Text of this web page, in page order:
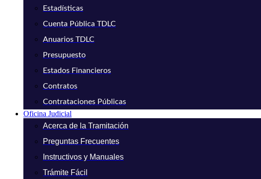
Estadísticas
Cuenta Pública TDLC
Anuarios TDLC
Presupuesto
Estados Financieros
Contratos
Contrataciones Públicas
Oficina Judicial
Acerca de la Tramitación
Preguntas Frecuentes
Instructivos y Manuales
Trámite Fácil